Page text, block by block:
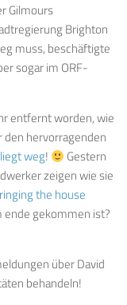
Gilmours
Brighton
muss, beschäftigte
sogar im ORF-
entfernt worden, wie
den hervorragenden
weg!
Gestern
zeigen wie sie
the house
ende gekommen ist?
über David
behandeln!